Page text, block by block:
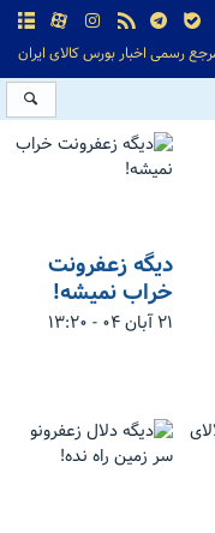
رسمی اخبار بورس کالای ایران
دیگه زعفرونت
خراب نمیشه!
۲۱ آبان ۰۴ - ۱۳:۲۰